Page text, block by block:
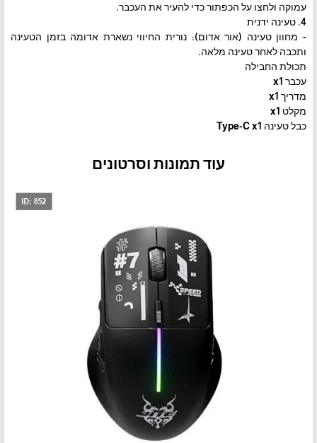
עמוקה ולחצו על הכפתור כדי להעיר את העכבר.
4. טעינה ידנית
- מחוון טעינה (אור אדום): נורית החיווי נשארת אדומה בזמן הטעינה
ותכבה לאחר טעינה מלאה.
תכולת החבילה
עכבר x1
מדריך x1
מקלט x1
כבל טעינה Type-C x1
עוד תמונות וסרטונים